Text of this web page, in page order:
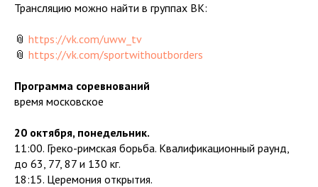
Трансляцию можно найти в группах ВК:
📎 https://vk.com/uww_tv
📎 https://vk.com/sportwithoutborders
Программа соревнований
время московское
20 октября, понедельник.
11:00. Греко-римская борьба. Квалификационный раунд,
до 63, 77, 87 и 130 кг.
18:15. Церемония открытия.